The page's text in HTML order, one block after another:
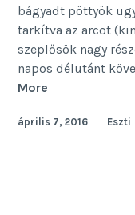
bágyadt pöttyök
tarkítva az arcot
szeplősök nagy
napos délutánt
More
szeplőt!
április 7, 2016 Eszti